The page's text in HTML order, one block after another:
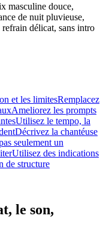
masculine douce,
de nuit pluvieuse,
refrain délicat, sans intro
et les limitesRemplacez
Ameliorez les prompts
Utilisez le tempo, la
Décrivez la chantéuse
seulement un
Utilisez des indications
de structure
le son,